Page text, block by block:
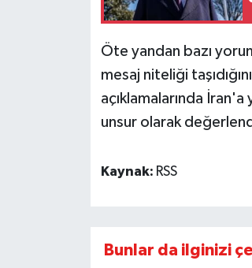
Öte yandan bazı
mesaj niteliği
açıklamalarında
unsur olarak
Kaynak: RSS
Bunlar da ilginizi